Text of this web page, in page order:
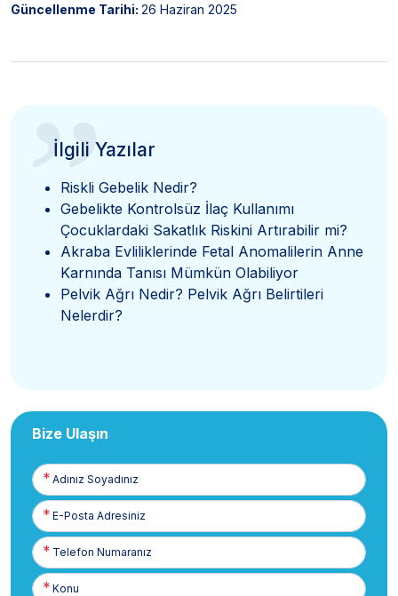
Güncellenme Tarihi: 26 Haziran 2025
”
İlgili Yazılar
Riskli Gebelik Nedir?
Gebelikte Kontrolsüz İlaç Kullanımı
Çocuklardaki Sakatlık Riskini Artırabilir mi?
Akraba Evliliklerinde Fetal Anomalilerin Anne
Karnında Tanısı Mümkün Olabiliyor
Pelvik Ağrı Nedir? Pelvik Ağrı Belirtileri
Nelerdir?
Bize Ulaşın
Adınız
Soyadınız
E-
Posta
Telefon
Numaranız